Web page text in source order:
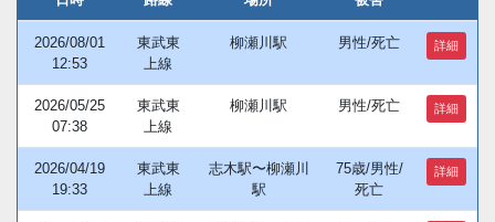
2026/08/01
12:53
東武東
上線
柳瀬川駅 男性/死亡 詳細
2026/05/25
07:38
東武東
上線
柳瀬川駅 男性/死亡 詳細
2026/04/19
19:33
東武東
上線
志木駅〜柳瀬川
駅
75歳/男性/
死亡
詳細